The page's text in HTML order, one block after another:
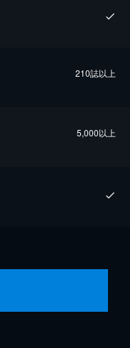
210誌以上
5,000以上